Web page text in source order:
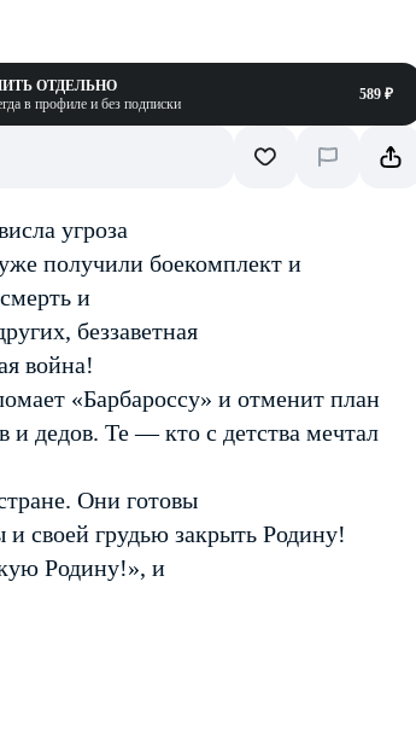
ОТДЕЛЬНО
в профиле и без подписки
589 ₽
угроза
получили боекомплект и
и
беззаветная
война!
«Барбароссу» и отменит план
дедов. Те — кто с детства мечтал
Они готовы
своей грудью закрыть Родину!
Родину!», и